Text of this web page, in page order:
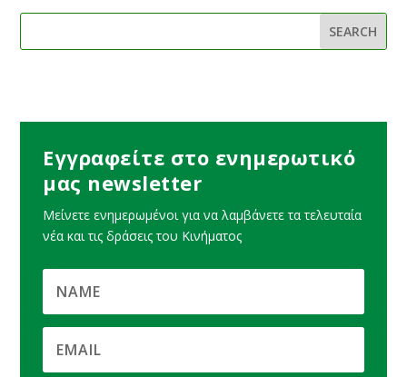
Εγγραφείτε στο ενημερωτικό
μας newsletter
Μείνετε ενημερωμένοι για να λαμβάνετε τα τελευταία
νέα και τις δράσεις του Κινήματος